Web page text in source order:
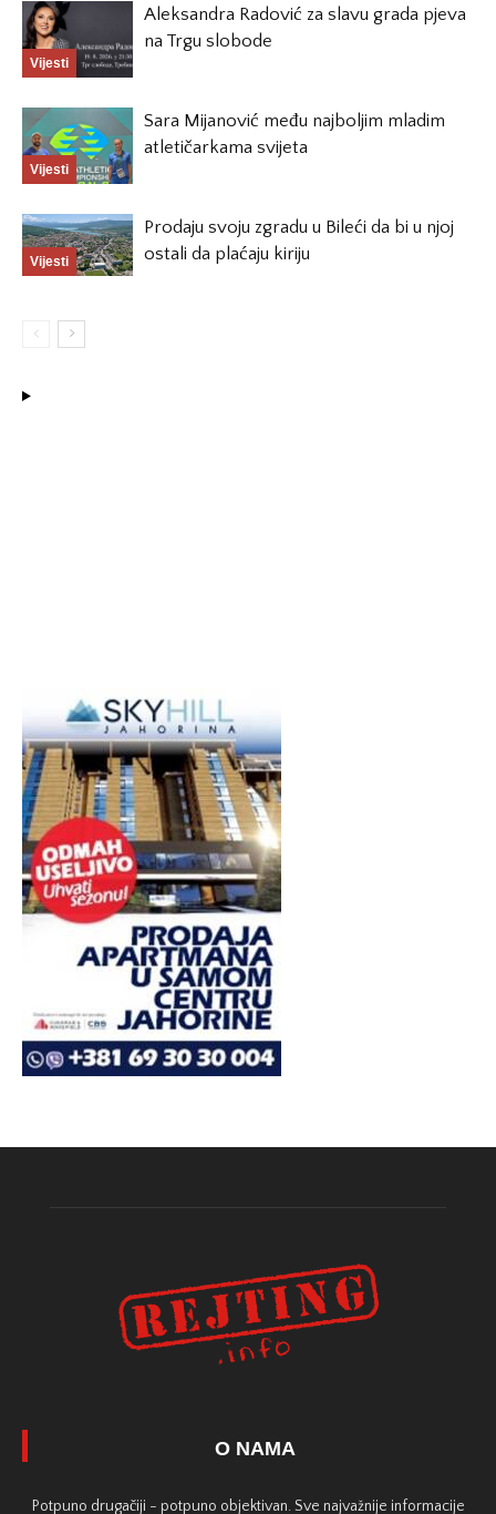
Vijesti
Aleksandra Radović za slavu grada pjeva
na Trgu slobode
Vijesti
Sara Mijanović među najboljim mladim
atletičarkama svijeta
Vijesti
Prodaju svoju zgradu u Bileći da bi u njoj
ostali da plaćaju kiriju
O NAMA
Potpuno drugačiji - potpuno objektivan. Sve najvažnije informacije